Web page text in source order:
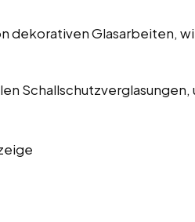
dekorativen Glasarbeiten,
Schallschutzverglasungen,